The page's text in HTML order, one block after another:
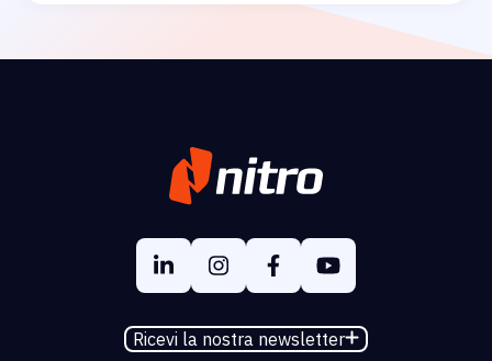
Ricevi la nostra newsletter